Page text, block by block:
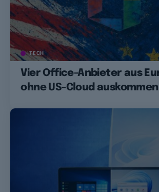
TECH
Vier Office-Anbieter aus
ohne US-Cloud auskommen